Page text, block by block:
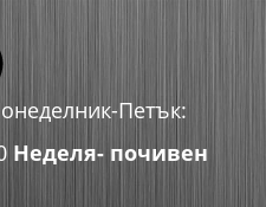
Петък:
Неделя- почивен